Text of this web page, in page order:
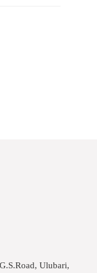
Ulubari,